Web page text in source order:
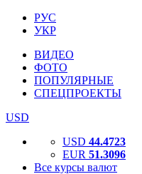
РУС
УКР
ВИДЕО
ФОТО
ПОПУЛЯРНЫЕ
СПЕЦПРОЕКТЫ
USD
USD 44.4723
EUR 51.3096
Все курсы валют